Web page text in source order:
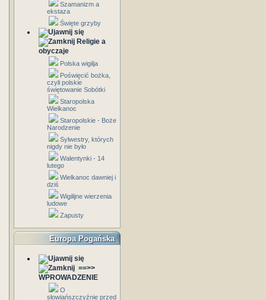
Szamanizm a
ekstaza
Święte grzyby
Religie a
obyczaje
Polska wigilja
Poświęcić bożka,
czyli polskie
świętowanie Sobótki
Staropolska
Wielkanoc
Staropolskie - Boże
Narodzenie
Sylwestry, których
nigdy nie było
Walentynki - 14
lutego
Wielkanoc dawniej i
dziś
Wigilijne wierzenia
ludowe
Zapusty
Europa Pogańska
==>>
WPROWADZENIE
O
słowiańszczyźnie przed